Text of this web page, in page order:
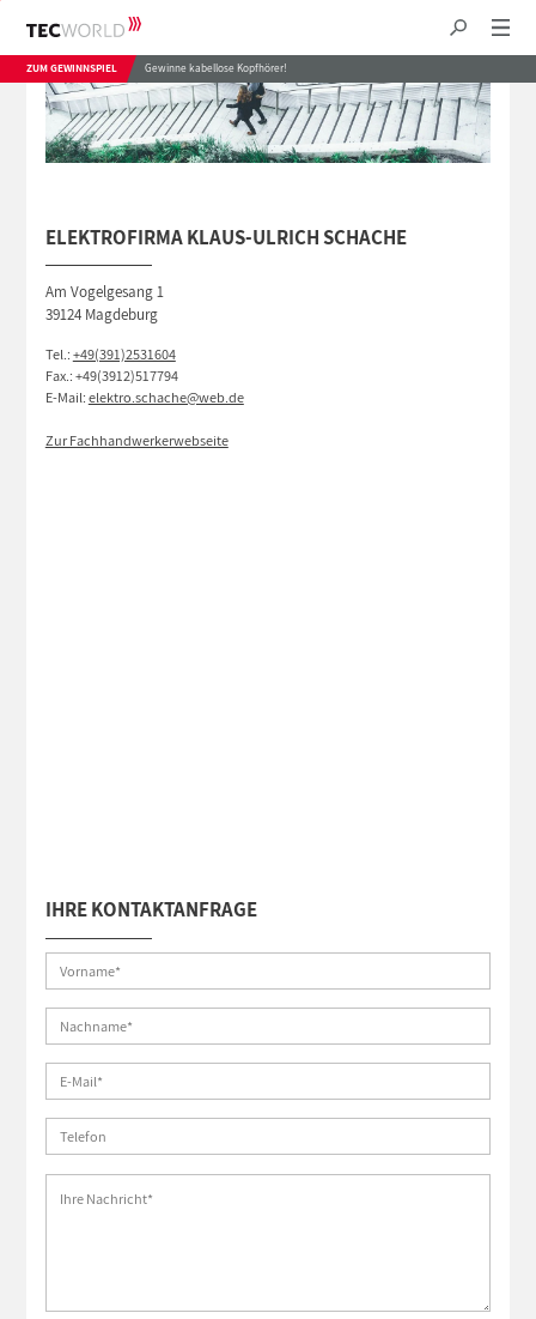
ZUM GEWINNSPIEL Gewinne kabellose Kopfhörer!
ELEKTROFIRMA KLAUS-ULRICH SCHACHE
Am Vogelgesang 1
39124 Magdeburg
Tel.:+49(391)2531604
Fax.: +49(3912)517794
E-Mail:elektro.schache@web.de
Zur Fachhandwerkerwebseite
IHRE KONTAKTANFRAGE